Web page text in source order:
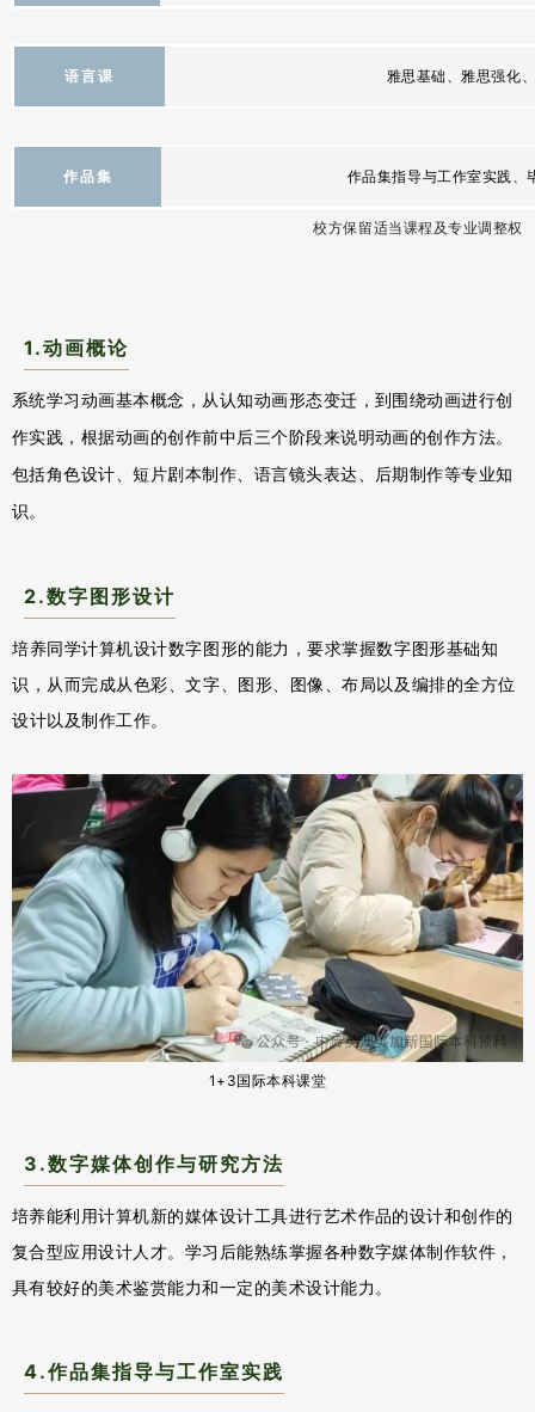
语言课 雅思基础、雅思强化
作品集 作品集指导与工作室实践、
校方保留适当课程及专业调整权
1.动画概论
系统学习动画基本概念，从认知动画形态变迁，到围绕动画进行创
作实践，根据动画的创作前中后三个阶段来说明动画的创作方法。
包括角色设计、短片剧本制作、语言镜头表达、后期制作等专业知
识。
2.数字图形设计
培养同学计算机设计数字图形的能力，要求掌握数字图形基础知
识，从而完成从色彩、文字、图形、图像、布局以及编排的全方位
设计以及制作工作。
1+3国际本科课堂
3 .数字媒体创作与研究方法
培养能利用计算机新的媒体设计工具进行艺术作品的设计和创作的
复合型应用设计人才。学习后能熟练掌握各种数字媒体制作软件，
具有较好的美术鉴赏能力和一定的美术设计能力。
4.作品集指导与工作室实践